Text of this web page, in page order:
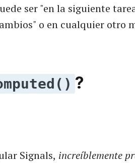
ser "en la siguiente
o en cualquier otro
?
Signals, increíblemente